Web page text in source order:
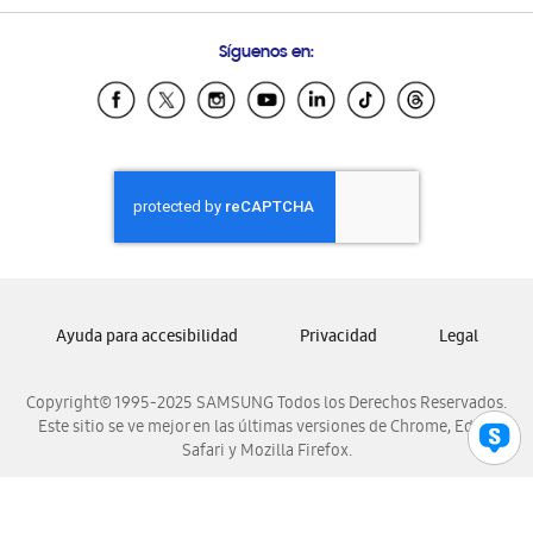
Samsung Ecuador
Samsung El Salvador
Samsung Honduras
Samsung Nicaragua
Samsung Panamá
Samsung Venezuela
Síguenos en:
Copyright© 1995-2025 SAMSUNG Todos los Derechos Reservados.
Este sitio se ve mejor en las últimas versiones de Chrome, Edge,
Safari y Mozilla Firefox.
Ayuda para accesibilidad Privacidad Legal